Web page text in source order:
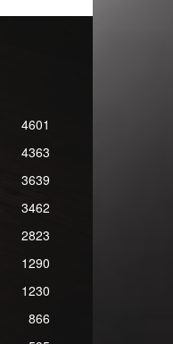
4601
4363
3639
3462
2823
1290
1230
866